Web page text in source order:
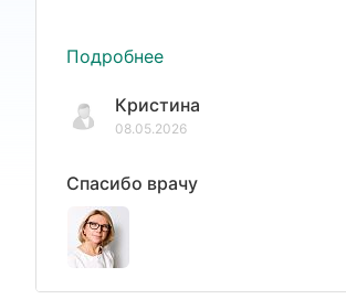
Подробнее
Кристина
08.05.2026
Спасибо врачу